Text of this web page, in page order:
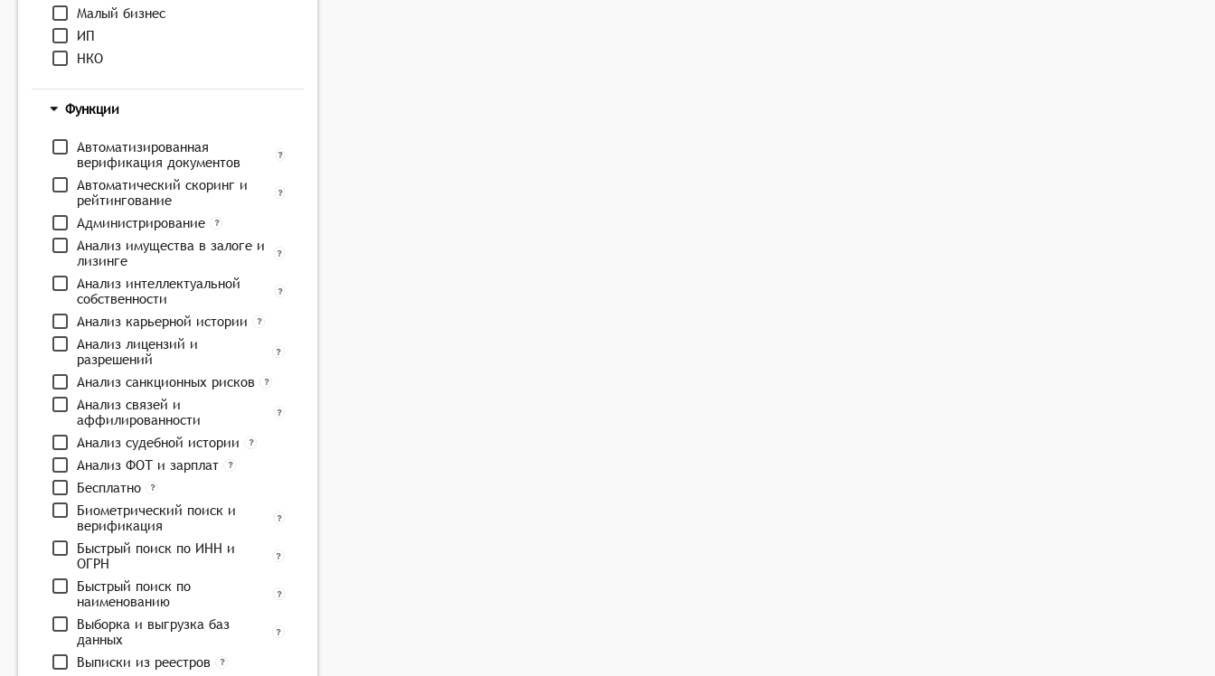
Малый бизнес
ИП
НКО
Функции
Автоматизированная
верификация документов
Автоматический скоринг и
рейтингование
Администрирование
Анализ имущества в залоге и
лизинге
Анализ интеллектуальной
собственности
Анализ карьерной истории
Анализ лицензий и
разрешений
Анализ санкционных рисков
Анализ связей и
аффилированности
Анализ судебной истории
Анализ ФОТ и зарплат
Бесплатно
Биометрический поиск и
верификация
Быстрый поиск по ИНН и
ОГРН
Быстрый поиск по
наименованию
Выборка и выгрузка баз
данных
Выписки из реестров